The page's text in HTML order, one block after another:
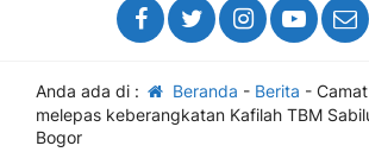
Anda ada di : Beranda - Berita -
melepas keberangkatan Kafilah TBM
Bogor